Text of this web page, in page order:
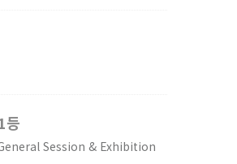
등
(General Session & Exhibition